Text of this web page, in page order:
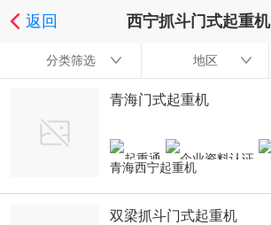
返回 西宁抓斗门式起重机
分类筛选 地区
青海门式起重机
青海西宁起重机
双梁抓斗门式起重机